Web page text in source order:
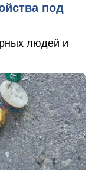
под
людей и